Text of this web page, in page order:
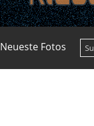
Neueste Fotos